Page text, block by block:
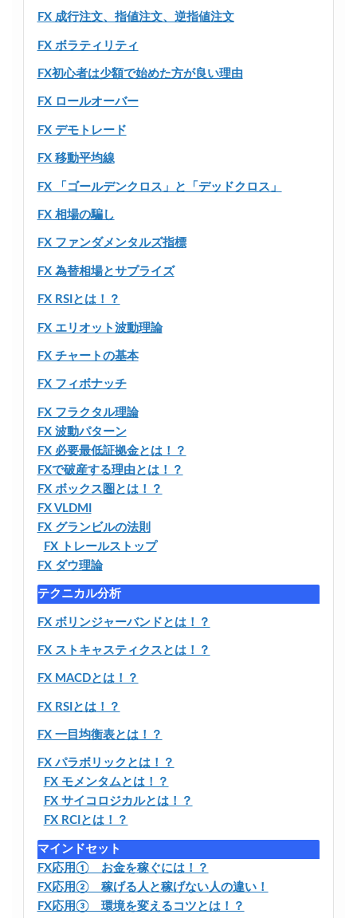
FX 成行注文、指値注文、逆指値注文
FX ボラティリティ
FX初心者は少額で始めた方が良い理由
FX ロールオーバー
FX デモトレード
FX 移動平均線
FX 「ゴールデンクロス」と「デッドクロス」
FX 相場の騙し
FX ファンダメンタルズ指標
FX 為替相場とサプライズ
FX RSIとは！？
FX エリオット波動理論
FX チャートの基本
FX フィボナッチ
FX フラクタル理論
FX 波動パターン
FX 必要最低証拠金とは！？
FXで破産する理由とは！？
FX ボックス圏とは！？
FX VLDMI
FX グランビルの法則
FX トレールストップ
FX ダウ理論
テクニカル分析
FX ボリンジャーバンドとは！？
FX ストキャスティクスとは！？
FX MACDとは！？
FX RSIとは！？
FX 一目均衡表とは！？
FX パラボリックとは！？
FX モメンタムとは！？
FX サイコロジカルとは！？
FX RCIとは！？
マインドセット
FX応用① お金を稼ぐには！？
FX応用② 稼げる人と稼げない人の違い！
FX応用③ 環境を変えるコツとは！？